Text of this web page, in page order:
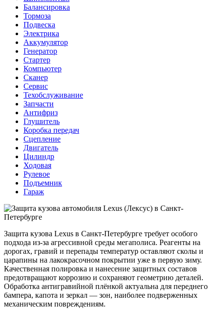
Балансировка
Тормоза
Подвеска
Электрика
Аккумулятор
Генератор
Стартер
Компьютер
Сканер
Сервис
Техобслуживание
Запчасти
Антифриз
Глушитель
Коробка передач
Сцепление
Двигатель
Цилиндр
Ходовая
Рулевое
Подъемник
Гараж
Защита кузова Lexus в Санкт-Петербурге требует особого
подхода из-за агрессивной среды мегаполиса. Реагенты на
дорогах, гравий и перепады температур оставляют сколы и
царапины на лакокрасочном покрытии уже в первую зиму.
Качественная полировка и нанесение защитных составов
предотвращают коррозию и сохраняют геометрию деталей.
Обработка антигравийной плёнкой актуальна для переднего
бампера, капота и зеркал — зон, наиболее подверженных
механическим повреждениям.